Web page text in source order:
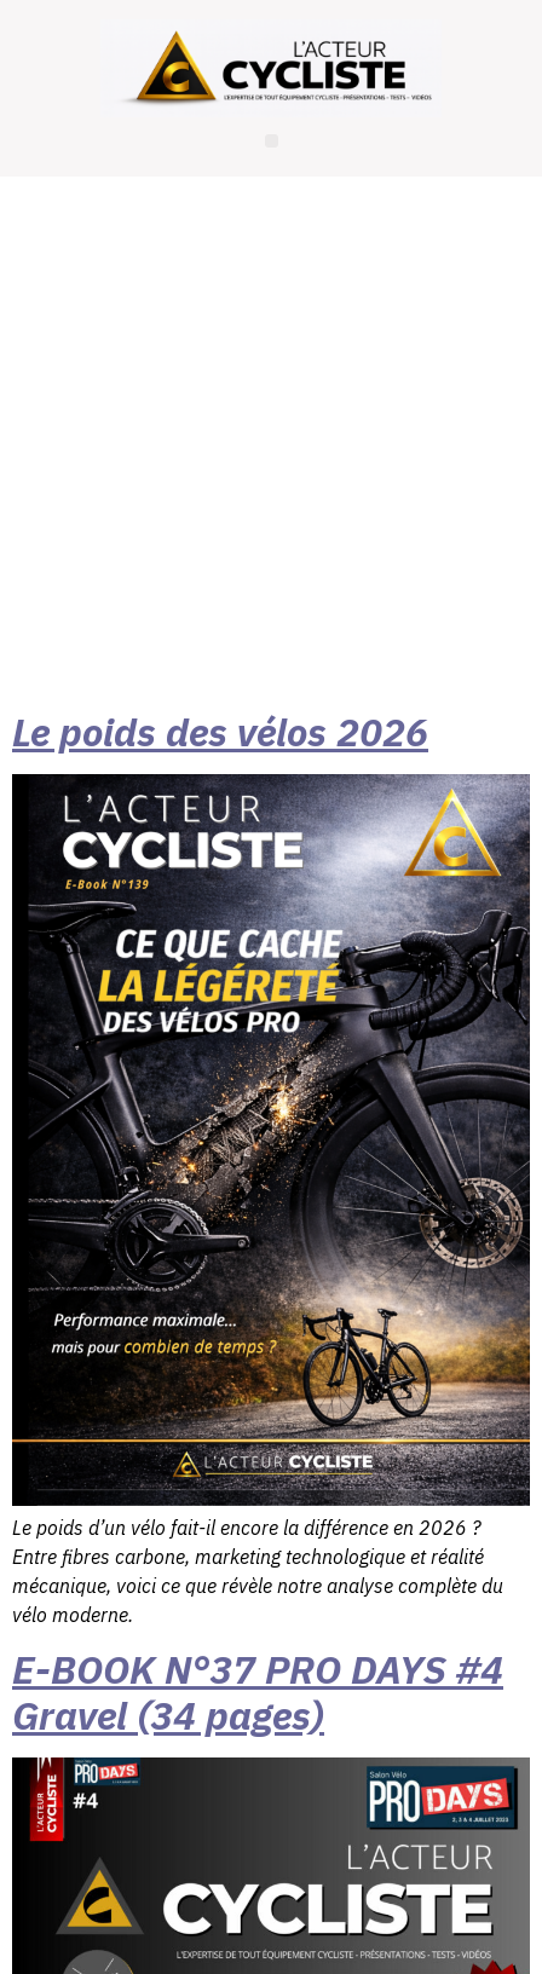
Le poids des vélos 2026
Le poids d’un vélo fait-il encore la différence en 2026 ?
Entre fibres carbone, marketing technologique et réalité
mécanique, voici ce que révèle notre analyse complète du
vélo moderne.
E-BOOK N°37 PRO DAYS #4
Gravel (34 pages)